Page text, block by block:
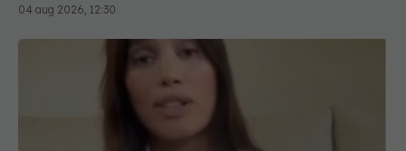
04 aug 2026, 12:30